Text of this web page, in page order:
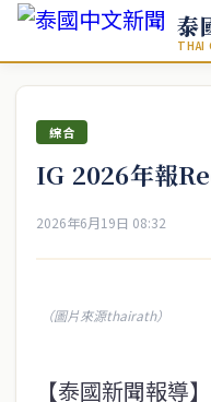
泰
THAI
綜合
IG 2026年報
2026年6月19日 08:32
（圖片來源thairath）
【泰國新聞報導